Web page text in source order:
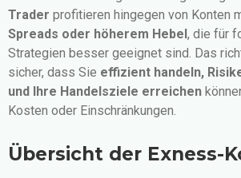
Trader profitieren hingegen von Konten
Spreads oder höherem Hebel, die für
Strategien besser geeignet sind. Das
sicher, dass Sie effizient handeln,
und Ihre Handelsziele erreichen
Kosten oder Einschränkungen.
Übersicht der Exness-